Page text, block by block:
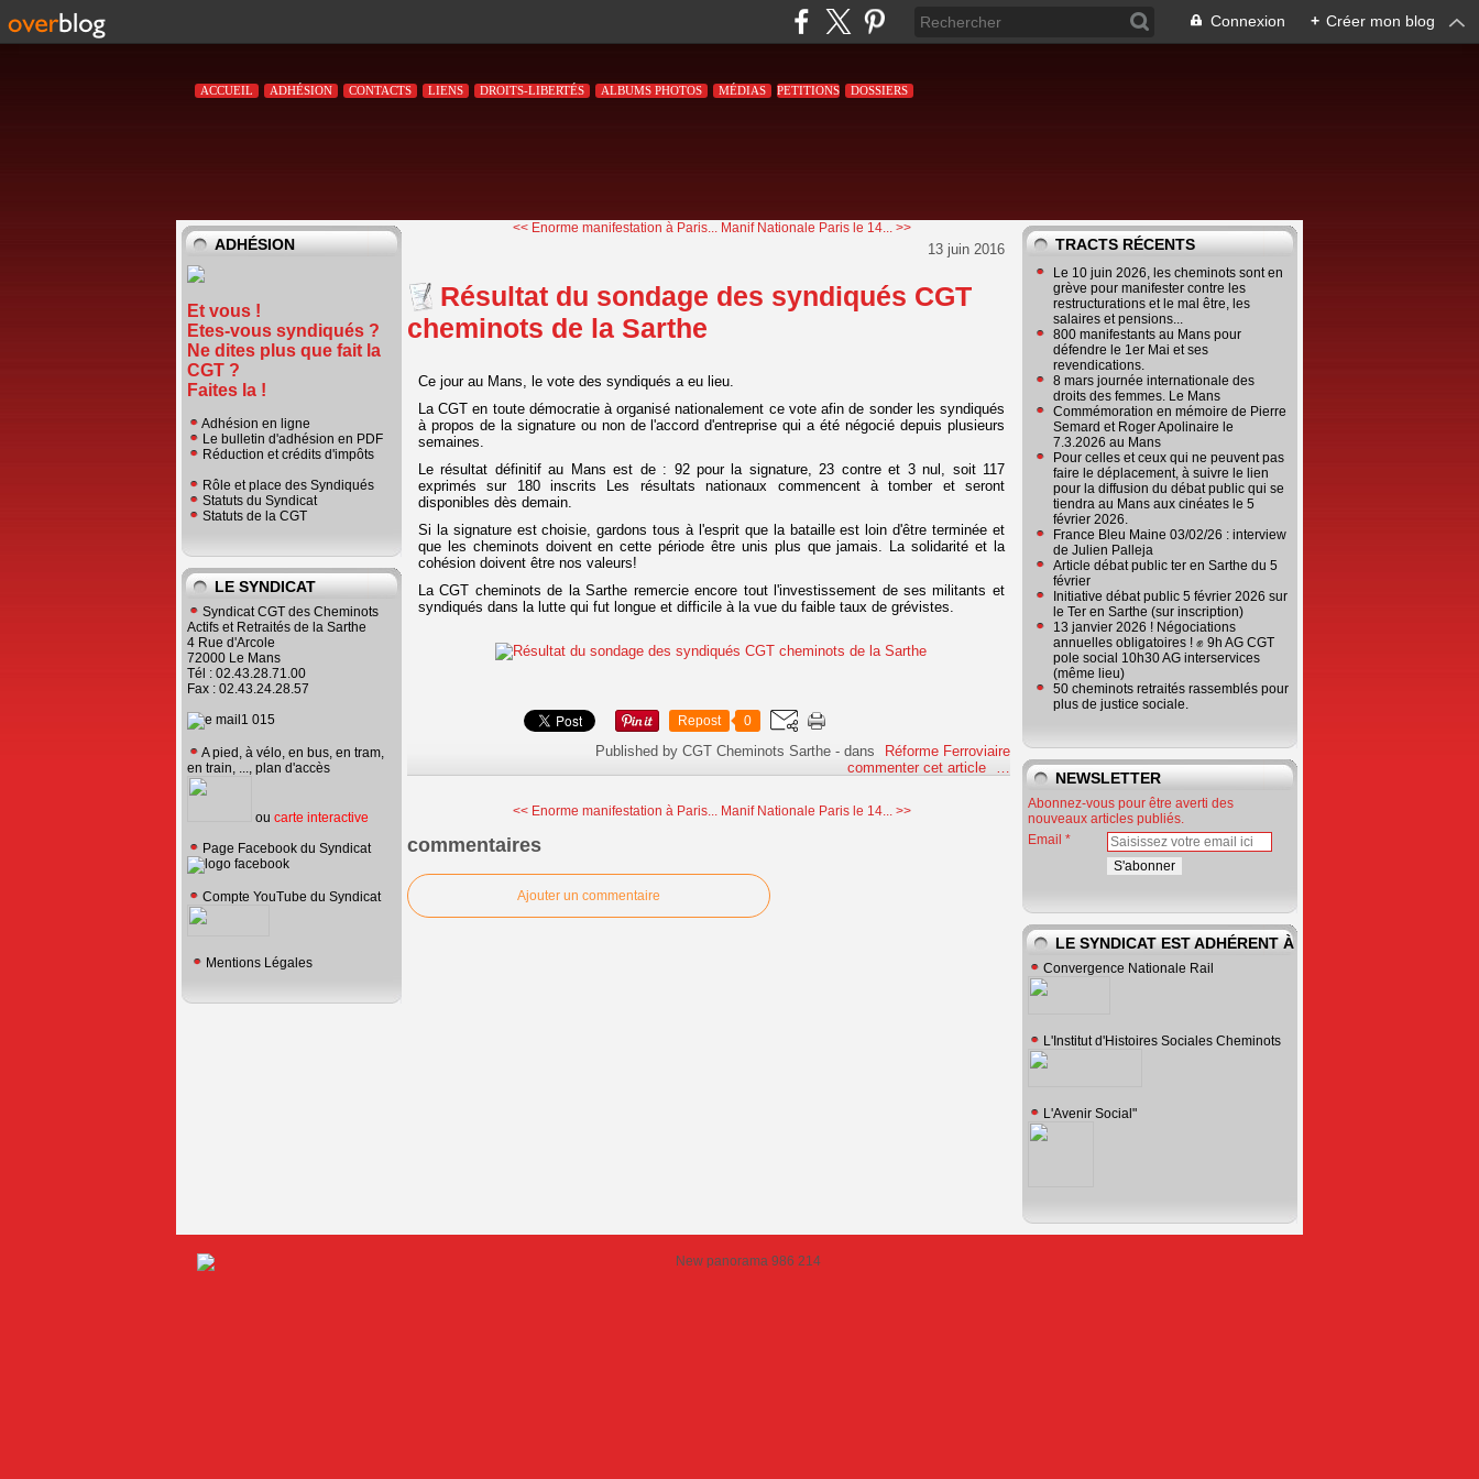
Connexion + Créer mon blog
ACCUEIL ADHÉSION CONTACTS LIENS DROITS-LIBERTÉS ALBUMS PHOTOS MÉDIAS PETITIONS DOSSIERS
ADHÉSION
Et vous !
Etes-vous syndiqués ?
Ne dites plus que fait la
CGT ?
Faites la !
Adhésion en ligne
Le bulletin d'adhésion en PDF
Réduction et crédits d'impôts
Rôle et place des Syndiqués
Statuts du Syndicat
Statuts de la CGT
LE SYNDICAT
Syndicat CGT des Cheminots
Actifs et Retraités de la Sarthe
4 Rue d'Arcole
72000 Le Mans
Tél : 02.43.28.71.00
Fax : 02.43.24.28.57
A pied, à vélo, en bus, en tram,
en train, ..., plan d'accès
ou carte interactive
Page Facebook du Syndicat
Compte YouTube du Syndicat
Mentions Légales
<< Enorme manifestation à Paris... Manif Nationale Paris le 14... >>
13 juin 2016
Résultat du sondage des syndiqués CGT
cheminots de la Sarthe
Ce jour au Mans, le vote des syndiqués a eu lieu.
La CGT en toute démocratie à organisé nationalement ce vote afin de sonder les syndiqués
à propos de la signature ou non de l'accord d'entreprise qui a été négocié depuis plusieurs
semaines.
Le résultat définitif au Mans est de : 92 pour la signature, 23 contre et 3 nul, soit 117
exprimés sur 180 inscrits Les résultats nationaux commencent à tomber et seront
disponibles dès demain.
Si la signature est choisie, gardons tous à l'esprit que la bataille est loin d'être terminée et
que les cheminots doivent en cette période être unis plus que jamais. La solidarité et la
cohésion doivent être nos valeurs!
La CGT cheminots de la Sarthe remercie encore tout l'investissement de ses militants et
syndiqués dans la lutte qui fut longue et difficile à la vue du faible taux de grévistes.
Repost 0
Published by CGT Cheminots Sarthe - dans
Réforme Ferroviaire
commenter cet article
<< Enorme manifestation à Paris... Manif Nationale Paris le 14... >>
commentaires
Ajouter un commentaire
TRACTS RÉCENTS
Le 10 juin 2026, les cheminots sont en
grève pour manifester contre les
restructurations et le mal être, les
salaires et pensions...
800 manifestants au Mans pour
défendre le 1er Mai et ses
revendications.
8 mars journée internationale des
droits des femmes. Le Mans
Commémoration en mémoire de Pierre
Semard et Roger Apolinaire le
7.3.2026 au Mans
Pour celles et ceux qui ne peuvent pas
faire le déplacement, à suivre le lien
pour la diffusion du débat public qui se
tiendra au Mans aux cinéates le 5
février 2026.
France Bleu Maine 03/02/26 : interview
de Julien Palleja
Article débat public ter en Sarthe du 5
février
Initiative débat public 5 février 2026 sur
le Ter en Sarthe (sur inscription)
13 janvier 2026 ! Négociations
annuelles obligatoires ! ✊ 9h AG CGT
pole social 10h30 AG interservices
(même lieu)
50 cheminots retraités rassemblés pour
plus de justice sociale.
NEWSLETTER
Abonnez-vous pour être averti des
nouveaux articles publiés.
Email
LE SYNDICAT EST ADHÉRENT À
Convergence Nationale Rail
L'Institut d'Histoires Sociales Cheminots
L'Avenir Social"